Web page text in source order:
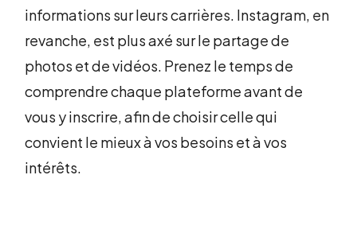
informations sur leurs carrières. Instagram, en
revanche, est plus axé sur le partage de
photos et de vidéos. Prenez le temps de
comprendre chaque plateforme avant de
vous y inscrire, afin de choisir celle qui
convient le mieux à vos besoins et à vos
intérêts.